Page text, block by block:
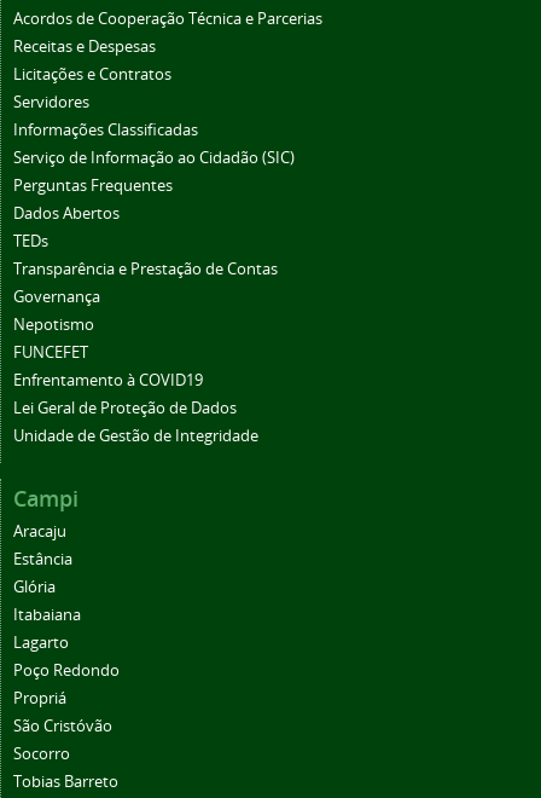
Acordos de Cooperação Técnica e Parcerias
Receitas e Despesas
Licitações e Contratos
Servidores
Informações Classificadas
Serviço de Informação ao Cidadão (SIC)
Perguntas Frequentes
Dados Abertos
TEDs
Transparência e Prestação de Contas
Governança
Nepotismo
FUNCEFET
Enfrentamento à COVID19
Lei Geral de Proteção de Dados
Unidade de Gestão de Integridade
Campi
Aracaju
Estância
Glória
Itabaiana
Lagarto
Poço Redondo
Propriá
São Cristóvão
Socorro
Tobias Barreto